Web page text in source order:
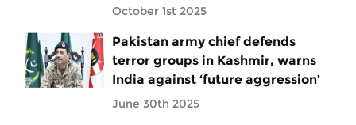
October 1st 2025
Pakistan army chief defends
terror groups in Kashmir, warns
India against ‘future aggression’
June 30th 2025